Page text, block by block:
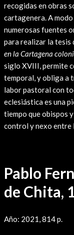
recogidas en obras
cartagenera. A
numerosas fuentes
para realizar la tesis
en la Cartagena
siglo XVIII, permite
temporal, y obliga a
labor pastoral con
eclesiástica es una
tiempo que obispos
control y nexo entre
Pablo
de Chita,
Año: 2021, 814 p.